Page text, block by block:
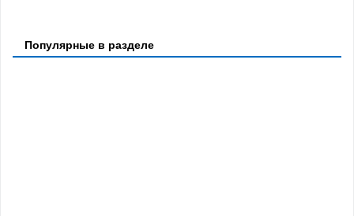
Популярные в разделе